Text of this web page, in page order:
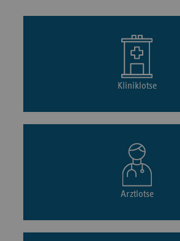
Kliniklotse
Arztlotse